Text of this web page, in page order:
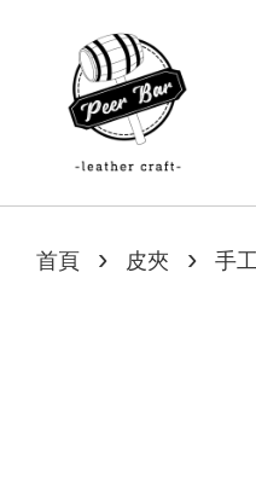
首頁 › 皮夾 › 手